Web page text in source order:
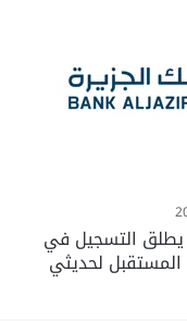
يطلق التسجيل في
المستقبل لحديثي